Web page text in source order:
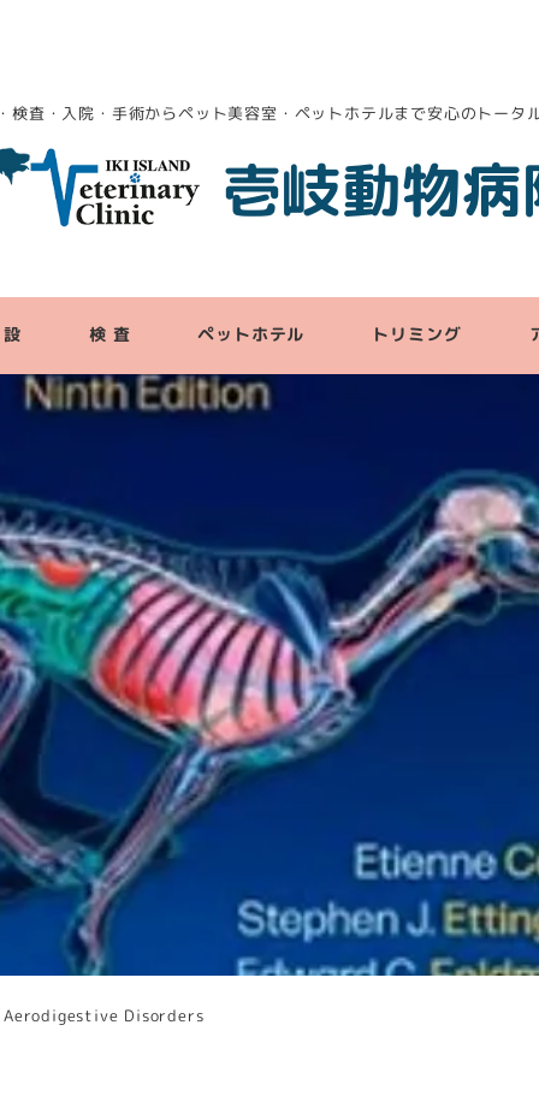
検査・入院・手術からペット美容室・ペットホテルまで安心のトータ
壱岐動物病
検 査 ペットホテル トリミング
Aerodigestive Disorders